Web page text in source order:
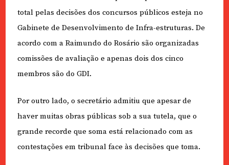
total pelas decisões dos concursos públicos esteja no
Gabinete de Desenvolvimento de Infra-estruturas. De
acordo com a Raimundo do Rosário são organizadas
comissões de avaliação e apenas dois dos cinco
membros são do GDI.
Por outro lado, o secretário admitiu que apesar de
haver muitas obras públicas sob a sua tutela, que o
grande recorde que soma está relacionado com as
contestações em tribunal face às decisões que toma.